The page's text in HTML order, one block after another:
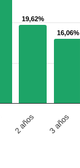
19,62%
19,62%
16,06%
16,06%
2 años 3 años